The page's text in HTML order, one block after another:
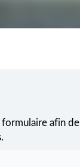
afin de